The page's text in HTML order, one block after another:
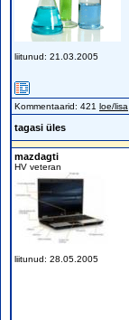
liitunud: 21.03.2005
Kommentaarid: 421 loe/lisa
tagasi üles
mazdagti
HV veteran
liitunud: 28.05.2005